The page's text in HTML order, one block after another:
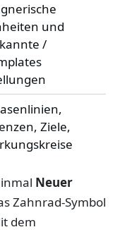
und
/
Ziele,
Neuer
Zahnrad-Symbol
dem